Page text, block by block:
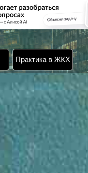
Практика в ЖКХ